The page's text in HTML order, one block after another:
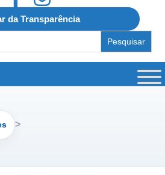
da Transparência